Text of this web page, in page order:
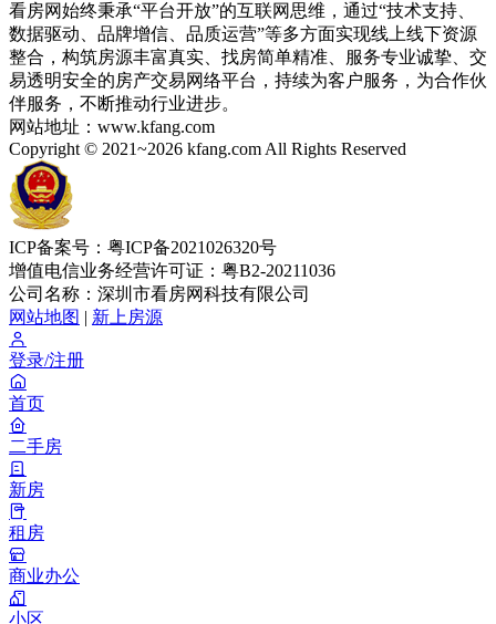
看房网始终秉承“平台开放”的互联网思维，通过“技术支持、
数据驱动、品牌增信、品质运营”等多方面实现线上线下资源
整合，构筑房源丰富真实、找房简单精准、服务专业诚挚、交
易透明安全的房产交易网络平台，持续为客户服务，为合作伙
伴服务，不断推动行业进步。
网站地址：www.kfang.com
Copyright © 2021~2026 kfang.com All Rights Reserved
ICP备案号：粤ICP备2021026320号
增值电信业务经营许可证：粤B2-20211036
公司名称：深圳市看房网科技有限公司
网站地图 | 新上房源
登录/注册
首页
二手房
新房
租房
商业办公
小区